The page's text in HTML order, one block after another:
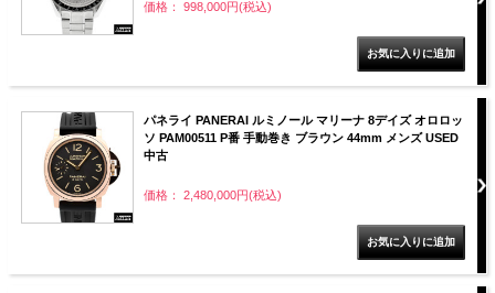
価格： 998,000円(税込)
パネライ PANERAI ルミノール マリーナ 8デイズ オロロッ
ソ PAM00511 P番 手動巻き ブラウン 44mm メンズ USED
中古
価格： 2,480,000円(税込)